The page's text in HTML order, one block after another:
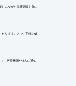
しみながら健康習慣を身に
たりすることで、手軽な健
、医療機関や本人に通知